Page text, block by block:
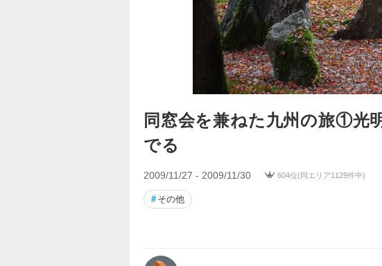
同窓会を兼ねた九州の旅①光
でる
2009/11/27 - 2009/11/30 604位(同エリア1129件中)
# その他